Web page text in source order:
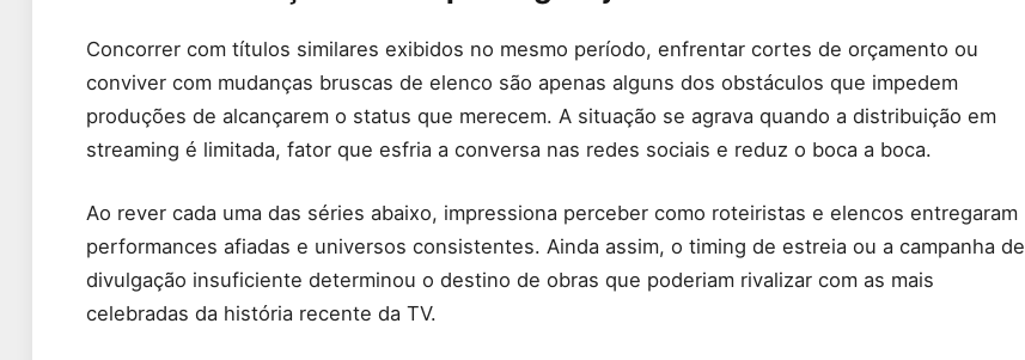
Concorrer com títulos similares exibidos no mesmo período, enfrentar cortes de orçamento ou
conviver com mudanças bruscas de elenco são apenas alguns dos obstáculos que impedem
produções de alcançarem o status que merecem. A situação se agrava quando a distribuição em
streaming é limitada, fator que esfria a conversa nas redes sociais e reduz o boca a boca.
Ao rever cada uma das séries abaixo, impressiona perceber como roteiristas e elencos entregaram
performances afiadas e universos consistentes. Ainda assim, o timing de estreia ou a campanha de
divulgação insuficiente determinou o destino de obras que poderiam rivalizar com as mais
celebradas da história recente da TV.